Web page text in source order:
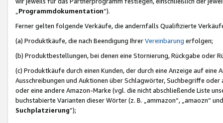
Programmdokumentation“).
Ferner gelten folgende Verkäufe, die andernfalls Qualifizierte
(a) Produktkäufe, die nach Beendigung IhrerVereinbarung erfolgen;
(b) Produktbestellungen, bei denen eine Stornierung, Rückgabe oder
(c) Produktkäufe durch einen Kunden, der durch eine Anzeige auf
Ausschreibungen und Auktionen über Schlagwörter, Suchbegriffe
oder eine andere Amazon-Marke (vgl. die nicht abschließende Liste
buchstabierte Varianten dieser Wörter (z. B. „ammazon“, „amaozn“
Suchplatzierung”);